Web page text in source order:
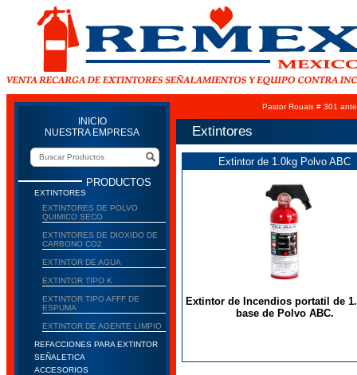
INICIO
NUESTRA EMPRESA
PRODUCTOS
EXTINTORES
EXTINTORES DE POLVO
QUIMICO SECO
EXTINTORES DE DIOXIDO DE
CARBONO CO2
EXTINTOR DE AGUA
EXTINTOR TIPO K
EXTINTOR TIPO AFFF DE
ESPUMA
EXTINTOR DE AGENTE LIMPIO
REFACCIONES PARA EXTINTOR
SEÑALETICA
ACCESORIOS
Pastor Rouaix # 301
Extintores
Extintor de 1.0kg Polvo ABC
Extintor de Incendios portatil de
base de Polvo ABC.